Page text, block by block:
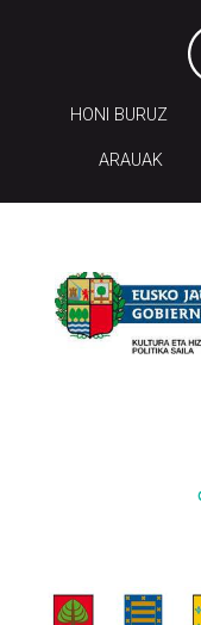
HONI BURUZ
ARAUAK